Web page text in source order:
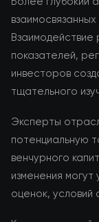
Взаимодействие
показателей,
инвесторов
тщательного
Эксперты
потенциальную
венчурного
изменения
оценок, условий